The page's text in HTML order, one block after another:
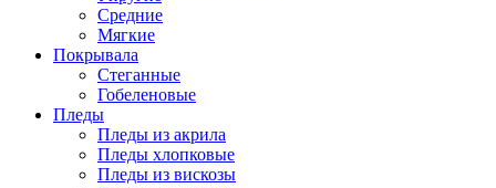
Средние
Мягкие
Покрывала
Стеганные
Гобеленовые
Пледы
Пледы из акрила
Пледы хлопковые
Пледы из вискозы